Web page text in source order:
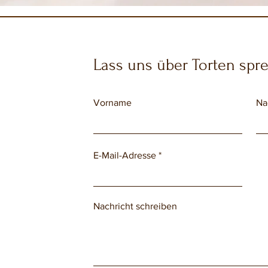
Lass uns über Torten
Vorname
E-Mail-Adresse
Nachricht schreiben